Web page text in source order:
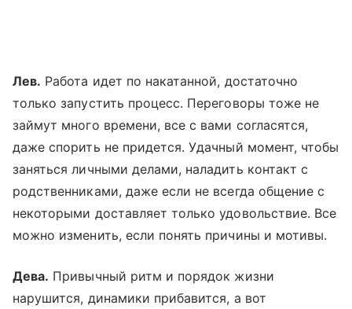
Лев. Работа идет по накатанной, достаточно
только запустить процесс. Переговоры тоже не
займут много времени, все с вами согласятся,
даже спорить не придется. Удачный момент, чтобы
заняться личными делами, наладить контакт с
родственниками, даже если не всегда общение с
некоторыми доставляет только удовольствие. Все
можно изменить, если понять причины и мотивы.
Дева. Привычный ритм и порядок жизни
нарушится, динамики прибавится, а вот